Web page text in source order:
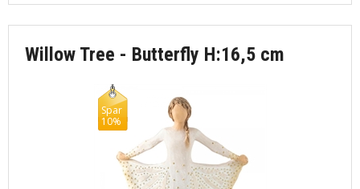
Willow Tree - Butterfly H:16,5 cm
Spar
10%